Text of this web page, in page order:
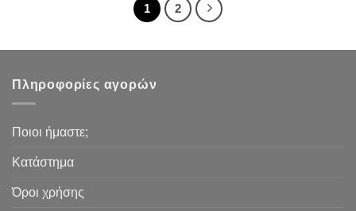
1 2
Πληροφορίες αγορών
Ποιοι ήμαστε;
Κατάστημα
Όροι χρήσης